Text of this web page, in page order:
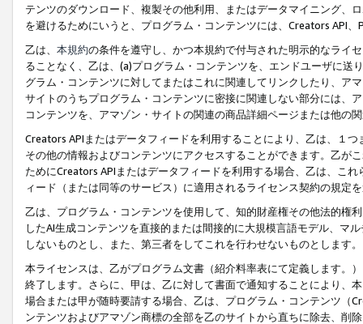
テンツのダウンロード、複製その他利用、またはデータマイニング、
を避けるためにいうと、プログラム・コンテンツには、Creators API
乙は、 本規約の条件を遵守し、かつ本規約で付与された明示的なライ
ることなく、乙は、(a)プログラム・コンテンツを、エンドユーザに
グラム・コンテンツに対してまたはこれに関連してリンクしたり、ア
サイトのうちプログラム・コンテンツに密接に関連しない部分には、
コンテンツを、アマゾン・サイトの関連の商品詳細ページまたは他の
Creators APIまたはデータフィードを利用することにより、乙は、１
その他の情報およびコンテンツにアクセスすることができます。乙が
ためにCreators APIまたはデータフィードを利用する場合、乙は、こ
ィード（または同等のサービス）に適用されるライセンス契約の規定
乙は、プログラム・コンテンツを使用して、知的財産権その他法的権
したAI生成コンテンツを直接的または間接的に大規模言語モデル、マ
しないものとし、また、第三者をしてこれを行わせないものとします。
本ライセンスは、乙がプログラム文書（紹介料率表にて定義します。
終了します。さらに、甲は、乙に対して書面で通知することにより、
場合または甲が随時要請する場合、乙は、プログラム・コンテンツ（
ンテンツおよびアマゾン商標の全部を乙のサイトから直ちに除去、削